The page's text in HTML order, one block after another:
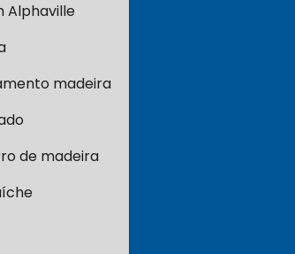
Alphaville
madeira
de madeira